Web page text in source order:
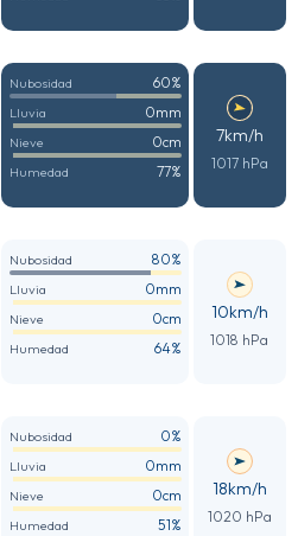
Nubosidad 60%
Lluvia 0mm
Nieve 0cm
Humedad 77%
7km/h
1017 hPa
Nubosidad 80%
Lluvia 0mm
Nieve 0cm
Humedad 64%
10km/h
1018 hPa
Nubosidad 0%
Lluvia 0mm
Nieve 0cm
Humedad 51%
18km/h
1020 hPa